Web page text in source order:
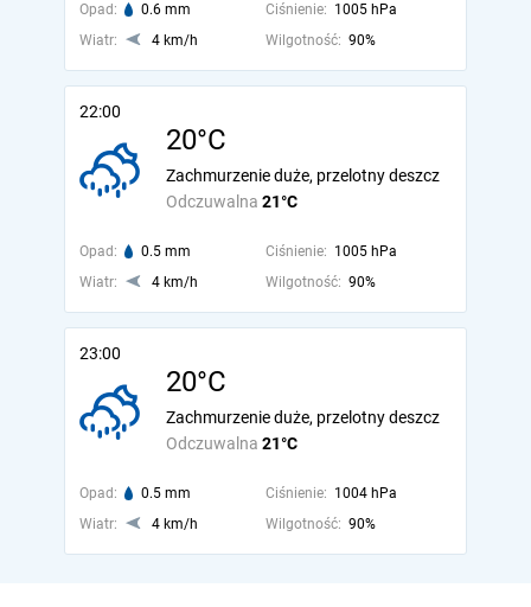
Opad: 0.6 mm Ciśnienie: 1005 hPa
Wiatr:
4 km/h Wilgotność: 90%
22:00
20°C
Odczuwalna 21°C
Zachmurzenie duże, przelotny deszcz
Opad: 0.5 mm Ciśnienie: 1005 hPa
Wiatr:
4 km/h Wilgotność: 90%
23:00
20°C
Odczuwalna 21°C
Zachmurzenie duże, przelotny deszcz
Opad: 0.5 mm Ciśnienie: 1004 hPa
Wiatr:
4 km/h Wilgotność: 90%